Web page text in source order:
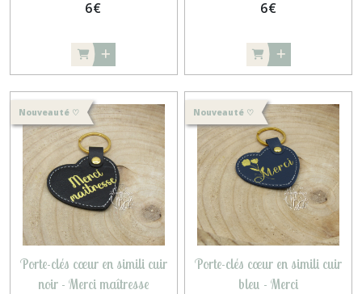
6€ 6€
Nouveauté ♡
Porte-clés cœur en simili cuir
noir - Merci maîtresse
Nouveauté ♡
Porte-clés cœur en simili cuir
bleu - Merci